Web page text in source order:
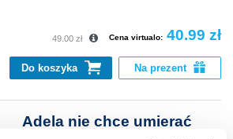
Cena virtualo: 40.99 zł
49.00 zł
Do koszyka Na prezent
Adela nie chce umierać